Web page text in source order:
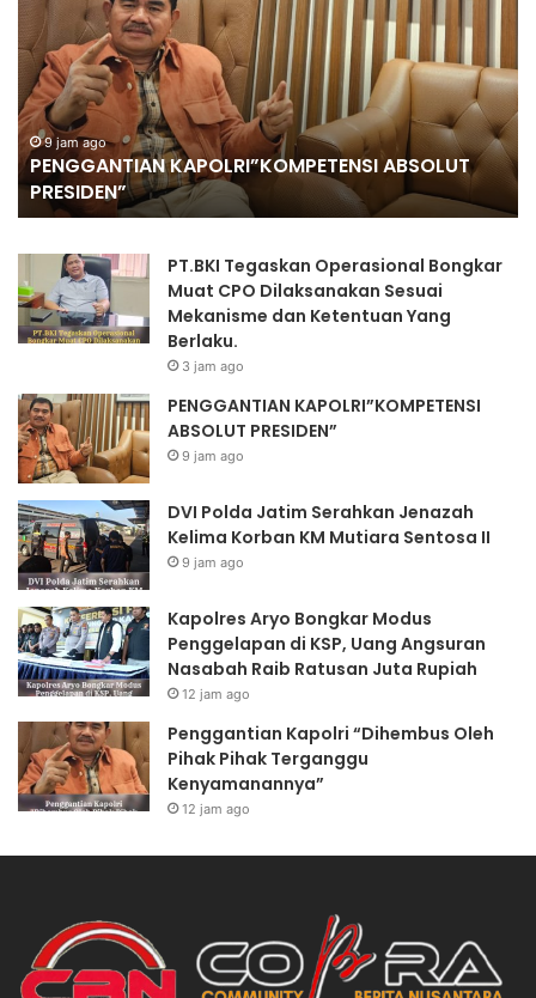
Jatim
Serahkan
Jenazah
Kelima
Korban
KM
Mutiara
Sentosa
II
9 jam ago
DVI Polda Jatim Serahkan Jenazah Kelima
Korban KM Mutiara Sentosa II
di
PT.BKI Tegaskan Operasional Bongkar
Muat CPO Dilaksanakan Sesuai
Mekanisme dan Ketentuan Yang
Berlaku.
3 jam ago
PENGGANTIAN KAPOLRI”KOMPETENSI
ABSOLUT PRESIDEN”
9 jam ago
DVI Polda Jatim Serahkan Jenazah
Kelima Korban KM Mutiara Sentosa II
9 jam ago
Kapolres Aryo Bongkar Modus
Penggelapan di KSP, Uang Angsuran
Nasabah Raib Ratusan Juta Rupiah
12 jam ago
Penggantian Kapolri “Dihembus Oleh
Pihak Pihak Terganggu
Kenyamanannya”
12 jam ago